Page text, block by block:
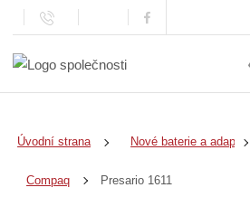
Úvodní strana Nové baterie a adaptéry
Compaq Presario 1611